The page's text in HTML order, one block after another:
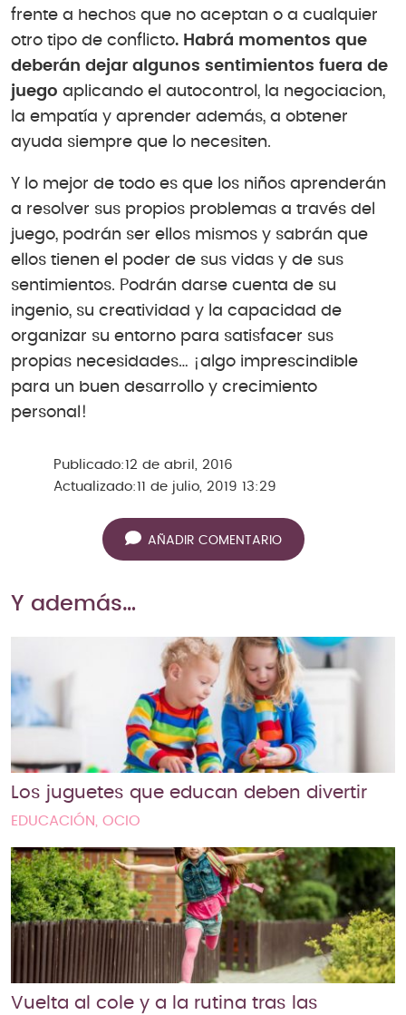
frente a hechos que no aceptan o a cualquier
otro tipo de conflicto. Habrá momentos que
deberán dejar algunos sentimientos fuera de
juego aplicando el autocontrol, la negociacion,
la empatía y aprender además, a obtener
ayuda siempre que lo necesiten.
Y lo mejor de todo es que los niños aprenderán
a resolver sus propios problemas a través del
juego, podrán ser ellos mismos y sabrán que
ellos tienen el poder de sus vidas y de sus
sentimientos. Podrán darse cuenta de su
ingenio, su creatividad y la capacidad de
organizar su entorno para satisfacer sus
propias necesidades… ¡algo imprescindible
para un buen desarrollo y crecimiento
personal!
Publicado:12 de abril, 2016
Actualizado:11 de julio, 2019 13:29
AÑADIR COMENTARIO
Y además…
Los juguetes que educan deben divertir
EDUCACIÓN, OCIO
Vuelta al cole y a la rutina tras las